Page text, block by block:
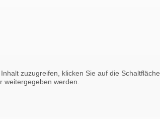
zuzugreifen, klicken Sie auf die Schaltfläche
weitergegeben werden.